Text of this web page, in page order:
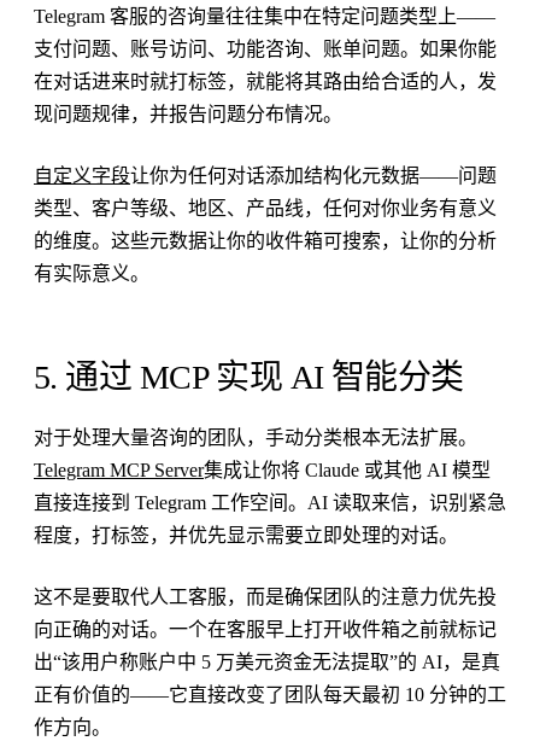
Telegram 客服的咨询量往往集中在特定问题类型上——
支付问题、账号访问、功能咨询、账单问题。如果你能
在对话进来时就打标签，就能将其路由给合适的人，发
现问题规律，并报告问题分布情况。
自定义字段让你为任何对话添加结构化元数据——问题
类型、客户等级、地区、产品线，任何对你业务有意义
的维度。这些元数据让你的收件箱可搜索，让你的分析
有实际意义。
5. 通过 MCP 实现 AI 智能分类
对于处理大量咨询的团队，手动分类根本无法扩展。
Telegram MCP Server集成让你将 Claude 或其他 AI 模型
直接连接到 Telegram 工作空间。AI 读取来信，识别紧急
程度，打标签，并优先显示需要立即处理的对话。
这不是要取代人工客服，而是确保团队的注意力优先投
向正确的对话。一个在客服早上打开收件箱之前就标记
出“该用户称账户中 5 万美元资金无法提取”的 AI，是真
正有价值的——它直接改变了团队每天最初 10 分钟的工
作方向。